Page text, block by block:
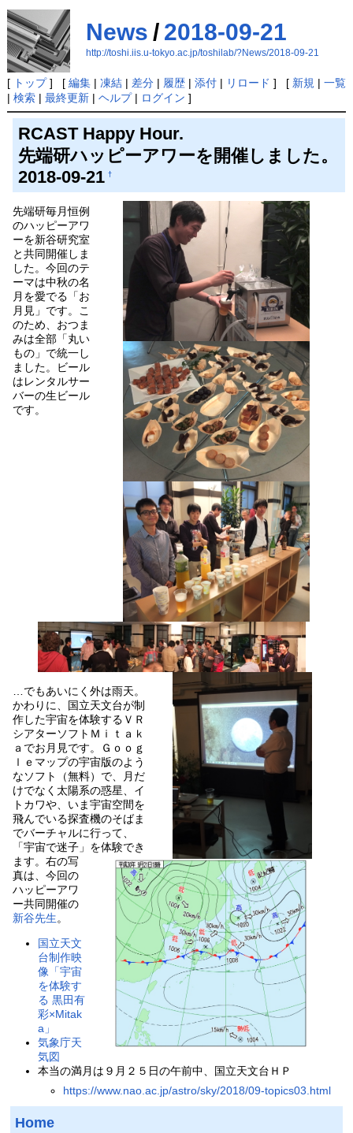
News / 2018-09-21
http://toshi.iis.u-tokyo.ac.jp/toshilab/?News/2018-09-21
[ トップ] [ 編集| 凍結| 差分| 履歴| 添付| リロード ] [ 新規 | 一覧
| 検索| 最終更新| ヘルプ| ログイン ]
RCAST Happy Hour.
先端研ハッピーアワーを開催しました。
2018-09-21 †
先端研毎月恒例
のハッピーアワ
ーを新谷研究室
と共同開催しま
した。今回のテ
ーマは中秋の名
月を愛でる「お
月見」です。こ
のため、おつま
みは全部「丸い
もの」で統一し
ました。ビール
はレンタルサー
バーの生ビール
です。
…でもあいにく外は雨天。
かわりに、国立天文台が制
作した宇宙を体験するＶＲ
シアターソフトＭｉｔａｋ
ａでお月見です。Ｇｏｏｇ
ｌｅマップの宇宙版のよう
なソフト（無料）で、月だ
けでなく太陽系の惑星、イ
トカワや、いま宇宙空間を
飛んでいる探査機のそばま
でバーチャルに行って、
「宇宙で迷子」を体験でき
ます。右の写
真は、今回の
ハッピーアワ
ー共同開催の
新谷先生。
国立天文
台制作映
像「宇宙
を体験す
る 黒田有
彩×Mitak
a」
気象庁天
気図
本当の満月は９月２５日の午前中、国立天文台ＨＰ
https://www.nao.ac.jp/astro/sky/2018/09-topics03.html
Home